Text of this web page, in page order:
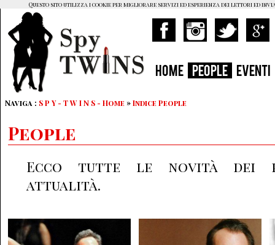
HOME PEOPLE EVENTI
Naviga : S P Y - T W I N S - Home »Indice People
People
Ecco tutte le novità dei
attualità.
Questo sito utilizza i cookie per migliorare servizi ed esperienza dei lettori ed